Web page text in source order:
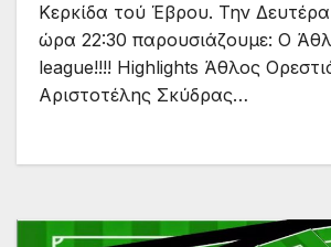
Κερκίδα τού Έβρου. Την
ώρα 22:30 παρουσιάζουμε: Ο
league!!!! Highlights Άθλος
Αριστοτέλης Σκύδρας…